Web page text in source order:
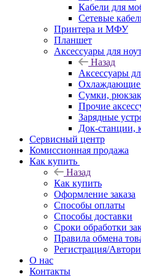
Кабели для
Сетевые
Принтера и МФУ
Планшет
Аксессуары для
Назад
Аксессуары
Охлаждающие
Сумки,
Прочие
Зарядные
Док-станции,
Сервисный центр
Комиссионная продажа
Как купить
Назад
Как купить
Оформление заказа
Способы оплаты
Способы доставки
Сроки обработки
Правила обмена
Регистрация/
О нас
Контакты